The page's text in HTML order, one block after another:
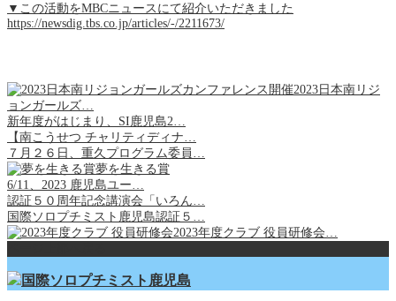
▼この活動をMBCニュースにて紹介いただきました
https://newsdig.tbs.co.jp/articles/-/2211673/
2023日本南リジ
ョンガールズ…
新年度がはじまり、SI鹿児島2…
【南こうせつ チャリティディナ…
７月２６日、重久プログラム委員…
夢を生きる賞
6/11、2023 鹿児島ユー…
認証５０周年記念講演会「いろん…
国際ソロプチミスト鹿児島認証５…
2023年度クラブ 役員研修会…